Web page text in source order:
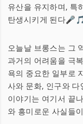
유산을 유지하며, 특
탄생시키게 된다
오늘날 브롱스는 그
과거의 어려움을 극
욕의 중요한 일부로
사와 문화, 인구와
이야기는 여기서 끝
와 흥미로운 사실들